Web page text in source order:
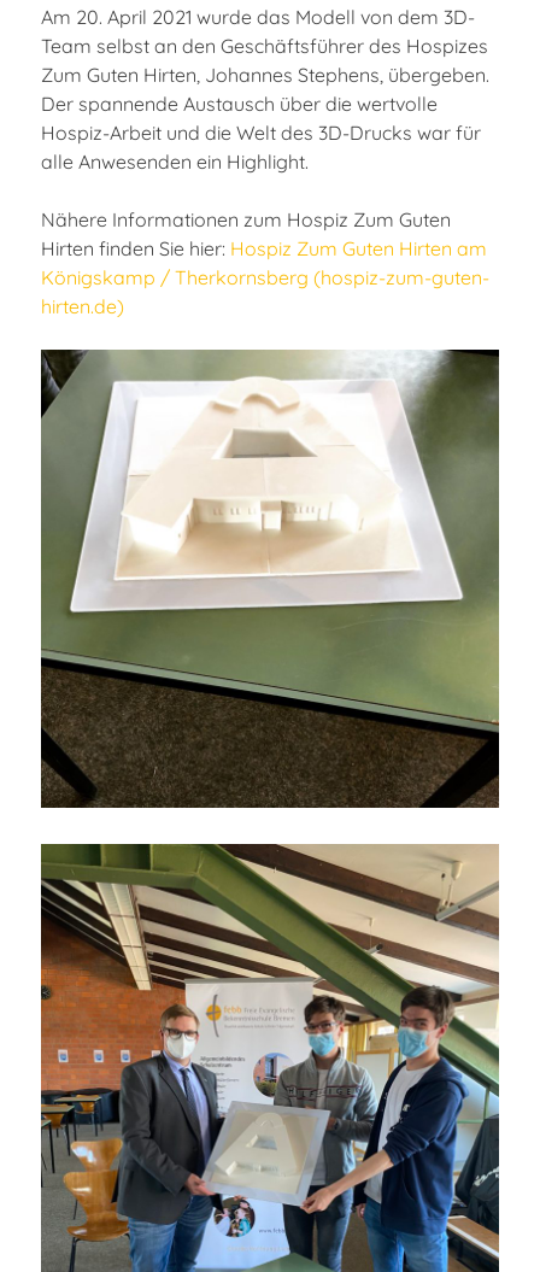
Am 20. April 2021 wurde das Modell von dem 3D-
Team selbst an den Geschäftsführer des Hospizes
Zum Guten Hirten, Johannes Stephens, übergeben.
Der spannende Austausch über die wertvolle
Hospiz-Arbeit und die Welt des 3D-Drucks war für
alle Anwesenden ein Highlight.
Nähere Informationen zum Hospiz Zum Guten
Hirten finden Sie hier: Hospiz Zum Guten Hirten am
Königskamp / Therkornsberg (hospiz-zum-guten-
hirten.de)